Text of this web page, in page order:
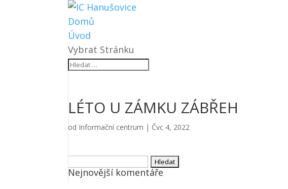
Domů
Úvod
Vybrat Stránku
LÉTO U ZÁMKU ZÁBŘEH
od Informační centrum | Čvc 4, 2022
Vyhledávání
Nejnovější komentáře